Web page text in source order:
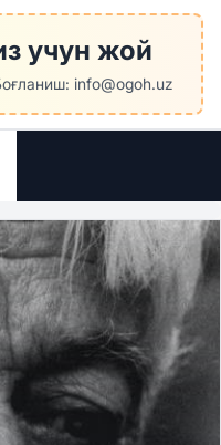
учун жой
info@ogoh.uz